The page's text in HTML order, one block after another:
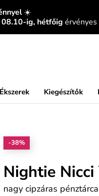
☀️
08.10-ig, hétfőig érvényes
Ékszerek Kiegészítők
-38%
Nightie
nagy cipzáras pénztárca